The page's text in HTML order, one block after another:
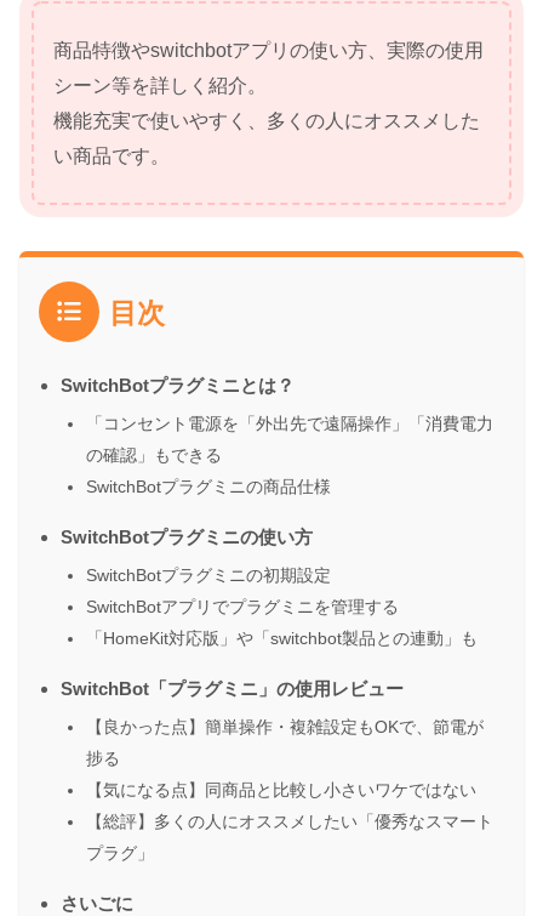
商品特徴やswitchbotアプリの使い方、実際の使用
シーン等を詳しく紹介。
機能充実で使いやすく、多くの人にオススメした
い商品です。
目次
SwitchBotプラグミニとは？
「コンセント電源を「外出先で遠隔操作」「消費電力
の確認」もできる
SwitchBotプラグミニの商品仕様
SwitchBotプラグミニの使い方
SwitchBotプラグミニの初期設定
SwitchBotアプリでプラグミニを管理する
「HomeKit対応版」や「switchbot製品との連動」も
SwitchBot「プラグミニ」の使用レビュー
【良かった点】簡単操作・複雑設定もOKで、節電が
捗る
【気になる点】同商品と比較し小さいワケではない
【総評】多くの人にオススメしたい「優秀なスマート
プラグ」
さいごに